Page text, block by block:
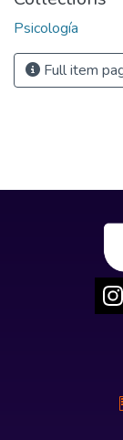
Psicología
Full item